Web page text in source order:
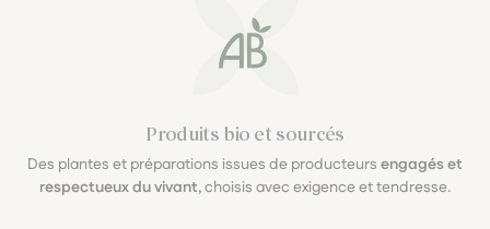
Produits bio et sourcés
Des plantes et préparations issues de producteurs engagés et
respectueux du vivant, choisis avec exigence et tendresse.